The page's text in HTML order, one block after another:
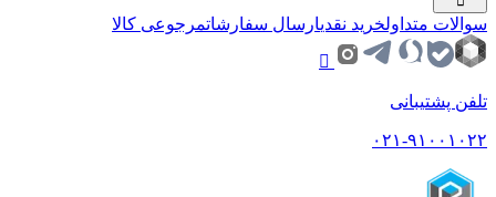
سوالات متداولخرید نقدیارسال سفارشاتمرجوعی کالا
تلفن پشتیبانی
۰۲۱-۹۱۰۰۱۰۲۲